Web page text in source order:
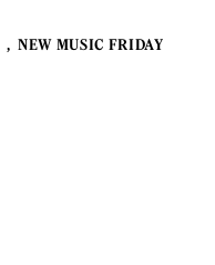
NEW MUSIC FRIDAY